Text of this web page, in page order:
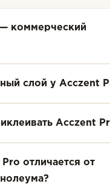
коммерческий
слой у Acczent
Acczent
отличается от